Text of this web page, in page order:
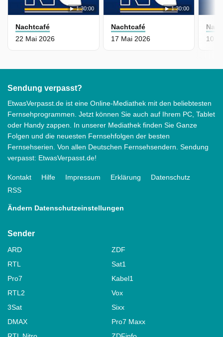
1:30:00
Nachtcafé
22 Mai 2026
1:30:00
Nachtcafé
17 Mai 2026
10
Sendung verpasst?
EtwasVerpasst.de ist eine Online-Mediathek mit den beliebtesten
Fernsehprogrammen. Jetzt können Sie auch auf Ihrem PC, Tablet
oder Handy zappen. In unserer Mediathek finden Sie Ganze
Folgen und die neuesten Fernsehfolgen der besten
Fernsehserien. Von allen Deutschen Fernsehsendern. Sendung
verpasst: EtwasVerpasst.de!
Kontakt Hilfe Impressum Erklärung
Datenschutz
RSS
Ändern Datenschutzeinstellungen
Sender
ARD
ZDF
RTL
Sat1
Pro7
Kabel1
RTL2
Vox
3Sat
Sixx
DMAX
Pro7 Maxx